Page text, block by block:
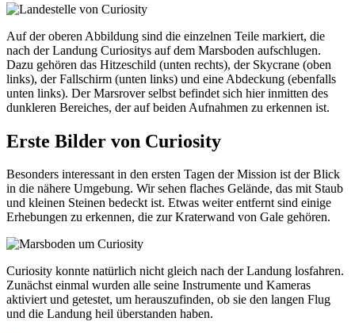
Auf der oberen Abbildung sind die einzelnen Teile markiert, die
nach der Landung Curiositys auf dem Marsboden aufschlugen.
Dazu gehören das Hitzeschild (unten rechts), der Skycrane (oben
links), der Fallschirm (unten links) und eine Abdeckung (ebenfalls
unten links). Der Marsrover selbst befindet sich hier inmitten des
dunkleren Bereiches, der auf beiden Aufnahmen zu erkennen ist.
Erste Bilder von Curiosity
Besonders interessant in den ersten Tagen der Mission ist der Blick
in die nähere Umgebung. Wir sehen flaches Gelände, das mit Staub
und kleinen Steinen bedeckt ist. Etwas weiter entfernt sind einige
Erhebungen zu erkennen, die zur Kraterwand von Gale gehören.
Curiosity konnte natürlich nicht gleich nach der Landung losfahren.
Zunächst einmal wurden alle seine Instrumente und Kameras
aktiviert und getestet, um herauszufinden, ob sie den langen Flug
und die Landung heil überstanden haben.